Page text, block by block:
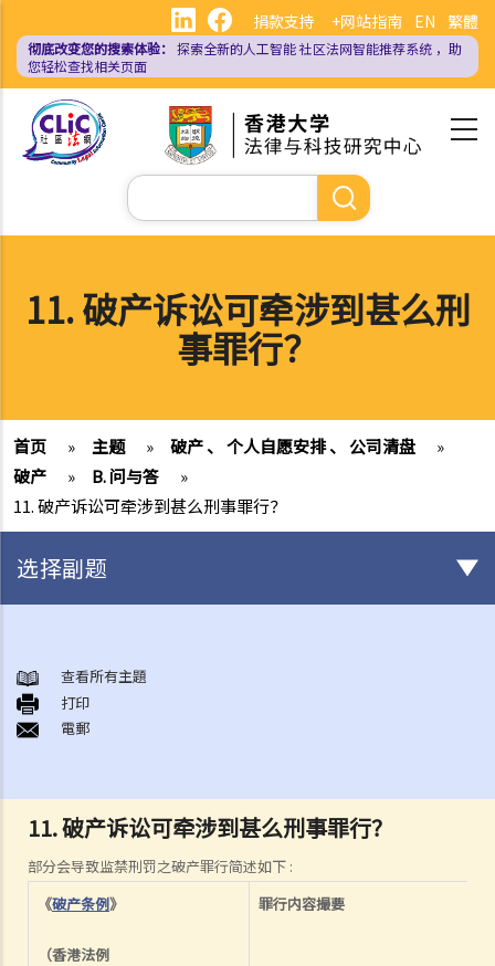
主
EN 繁體
捐款支持 +网站指南
彻底改变您的搜索体验： 探索全新的人工智能社区法网智能推荐系统 ，助
您轻松查找相关页面
搜
索
11. 破产诉讼可牵涉到甚么刑
事罪行？
首页 » 主题 » 破产 、 个人自愿安排 、 公司清盘
»
破产
» B. 问与答
»
11. 破产诉讼可牵涉到甚么刑事罪行？
11. 破产诉讼可牵涉到甚么刑事罪行？
部分会导致监禁刑罚之破产罪行简述如下 :
《破产条例》
（香港法例
罪行内容撮要
选择副题
A. 破产诉讼简介
B. 问与答
1. 破产诉讼是否只可以由债权人提出？（附有提交诉讼文件的程序简
2. 破产管理署之主要职责是甚么？
3. 我可否于破产管理署找到某人之破产纪录？
4. 破产会带来什么后果？
5. 破产人是否需要交出所有收入予受托人？
行甚么活动？
查看所有主題
打印
電郵